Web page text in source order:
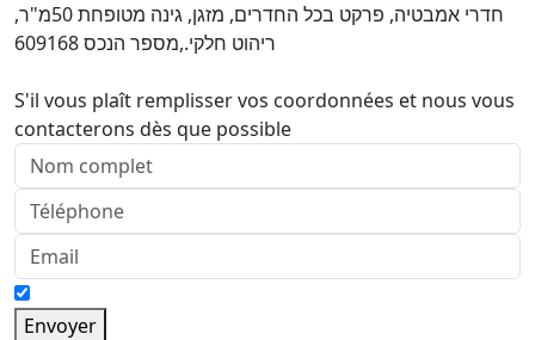
חדרי אמבטיה, פרקט בכל החדרים, מזגן, גינה מטופחת 50מ"ר,
ריהוט חלקי.,מספר הנכס 609168
S'il vous plaît remplisser vos coordonnées et nous vous
contacterons dès que possible
Envoyer